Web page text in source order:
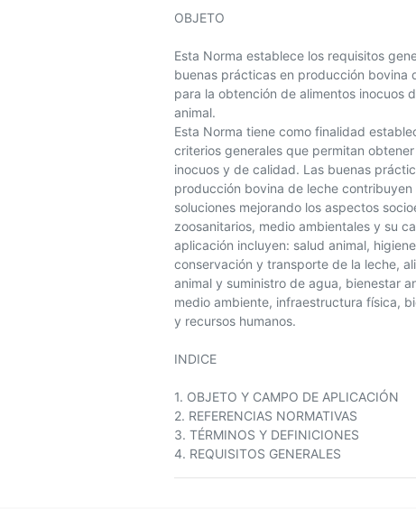
OBJETO
Esta Norma establece los requisitos
buenas prácticas en producción bovina
para la obtención de alimentos inocuos
animal.
Esta Norma tiene como finalidad
criterios generales que permitan
inocuos y de calidad. Las buenas
producción bovina de leche contribuyen
soluciones mejorando los aspectos
zoosanitarios, medio ambientales y su
aplicación incluyen: salud animal,
conservación y transporte de la leche,
animal y suministro de agua, bienestar
medio ambiente, infraestructura física,
y recursos humanos.
INDICE
1. OBJETO Y CAMPO DE APLICACIÓN
2. REFERENCIAS NORMATIVAS
3. TÉRMINOS Y DEFINICIONES
4. REQUISITOS GENERALES